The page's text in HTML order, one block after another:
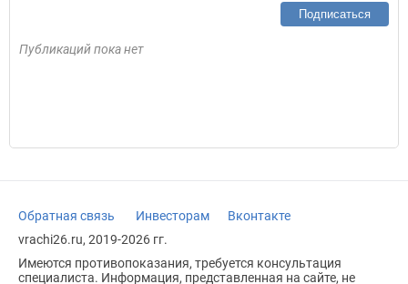
Подписаться
Публикаций пока нет
Обратная связь Инвесторам
Вконтакте
vrachi26.ru, 2019-2026 гг.
Имеются противопоказания, требуется консультация
специалиста. Информация, представленная на сайте, не